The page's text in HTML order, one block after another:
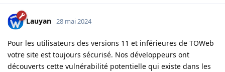
Lauyan 28 mai 2024
Pour les utilisateurs des versions 11 et inférieures de TOWeb
votre site est toujours sécurisé. Nos développeurs ont
découverts cette vulnérabilité potentielle qui existe dans les